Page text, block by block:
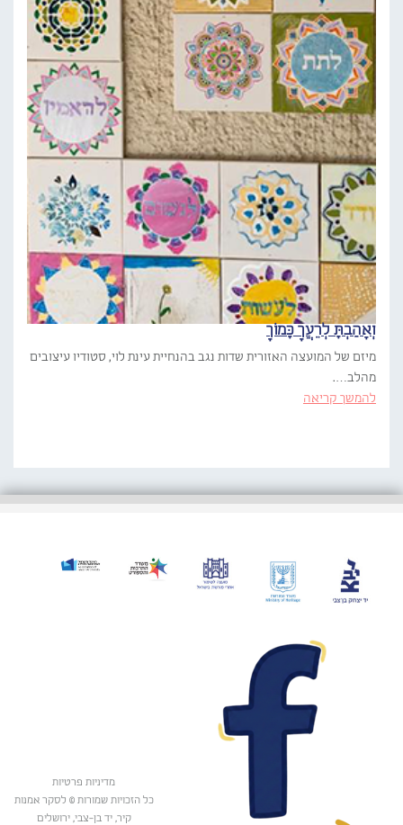
וְאָהַבְתָּ לְרֵעֲךָ כָּמוֹךָ
מיזם של המועצה האזורית שדות נגב בהנחיית עינת לוי, סטודיו עיצובים
מהלב….
להמשך קריאה
מדיניות פרטיות
כל הזכויות שמורות © לסקר אמנות
קיר, יד בן-צבי, ירושלים